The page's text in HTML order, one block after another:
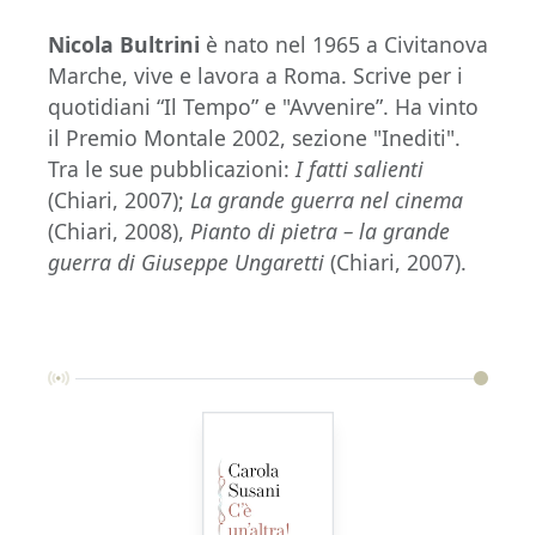
Nicola Bultrini è nato nel 1965 a Civitanova
Marche, vive e lavora a Roma. Scrive per i
quotidiani “Il Tempo” e "Avvenire”. Ha vinto
il Premio Montale 2002, sezione "Inediti".
Tra le sue pubblicazioni:I fatti salienti
(Chiari, 2007); La grande guerra nel cinema
(Chiari, 2008), Pianto di pietra – la grande
guerra di Giuseppe Ungaretti (Chiari, 2007).